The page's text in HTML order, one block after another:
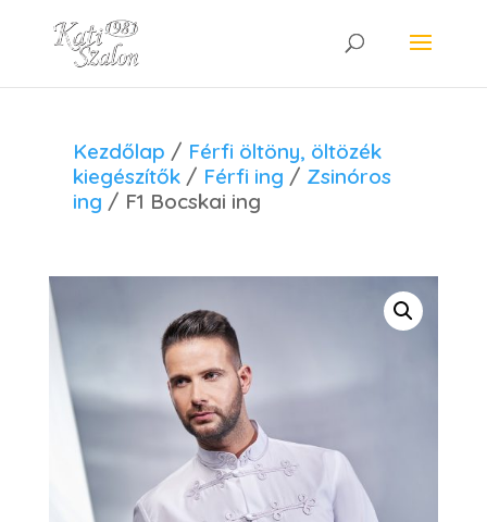
Kezdőlap / Férfi öltöny, öltözék
kiegészítők / Férfi ing / Zsinóros
ing / F1 Bocskai ing